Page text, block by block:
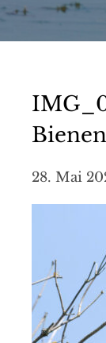
28. Mai